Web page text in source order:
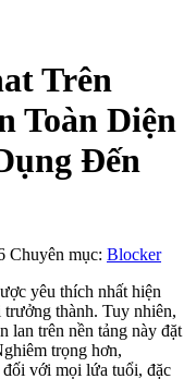
Trên
Toàn Diện
Đến
Chuyên mục: Blocker
yêu thích nhất hiện
thành. Tuy nhiên,
lan trên nền tảng này đặt
trọng hơn,
đối với mọi lứa tuổi, đặc